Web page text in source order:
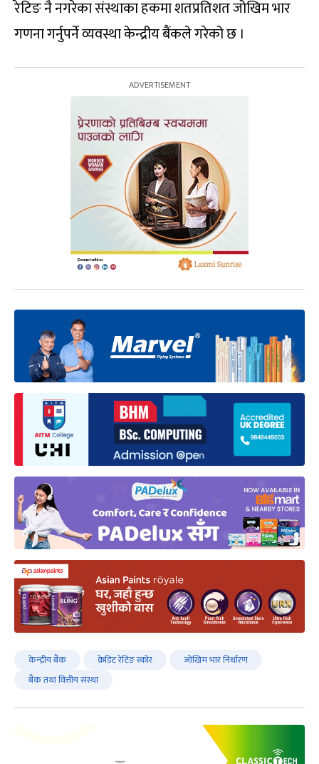
रेटिङ नै नगरेका संस्थाका हकमा शतप्रतिशत जोखिम भार
गणना गर्नुपर्ने व्यवस्था केन्द्रीय बैंकले गरेको छ ।
केन्द्रीय बैंक क्रेडिट रेटिङ स्कोर
जोखिम भार निर्धारण
बैंक तथा वित्तीय संस्था